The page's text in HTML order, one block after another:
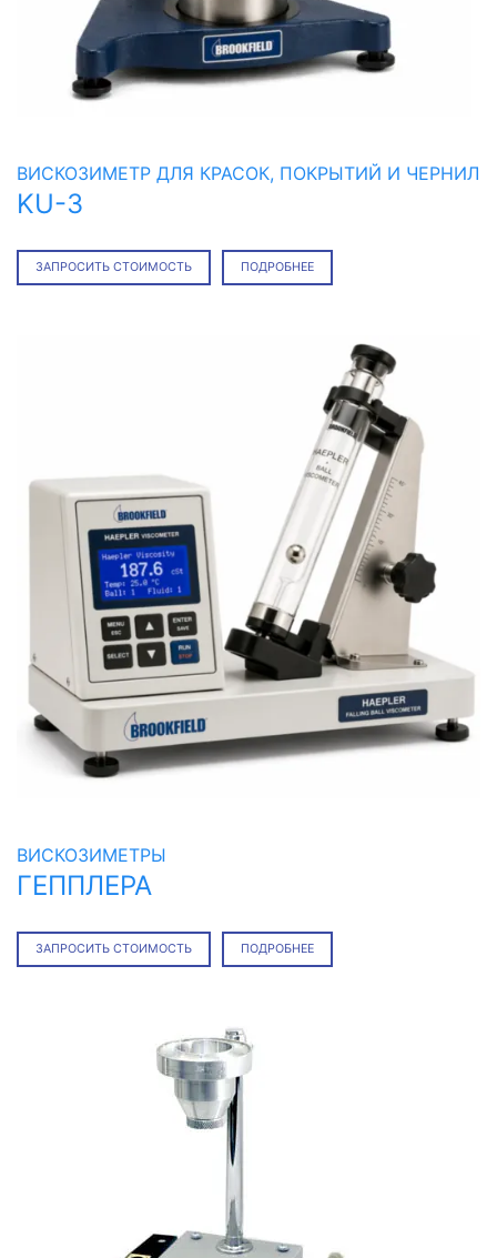
ВИСКОЗИМЕТР ДЛЯ КРАСОК, ПОКРЫТИЙ И ЧЕРНИЛ
KU-3
ЗАПРОСИТЬ СТОИМОСТЬ ПОДРОБНЕЕ
ВИСКОЗИМЕТРЫ
ГЕППЛЕРА
ЗАПРОСИТЬ СТОИМОСТЬ ПОДРОБНЕЕ